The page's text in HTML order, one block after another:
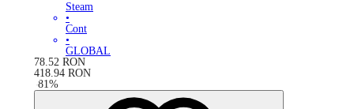
Steam
•
Cont
•
GLOBAL
78.52 RON
418.94 RON
-81%